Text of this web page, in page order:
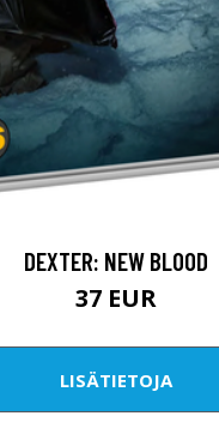
DEXTER: NEW BLOOD
37 EUR
LISÄTIETOJA